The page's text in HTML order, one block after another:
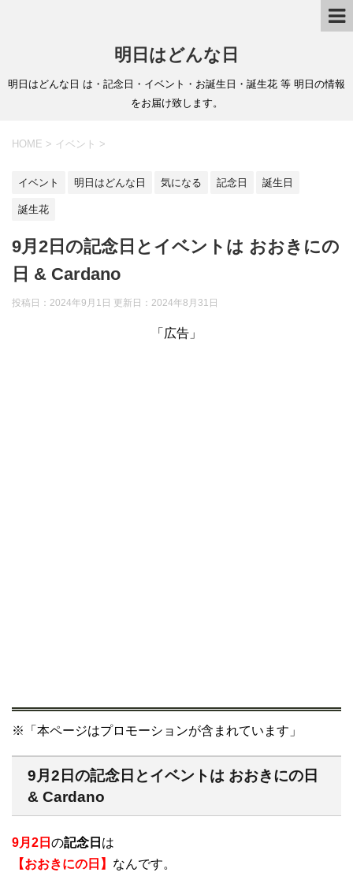
明日はどんな日
明日はどんな日 は・記念日・イベント・お誕生日・誕生花 等 明日の情報
をお届け致します。
HOME > イベント >
イベント 明日はどんな日 気になる 記念日 誕生日
誕生花
9月2日の記念日とイベントは おおきにの
日 & Cardano
投稿日：2024年9月1日 更新日： 2024年8月31日
「広告」
※「本ページはプロモーションが含まれています」
9月2日の記念日とイベントは おおきにの日
& Cardano
9月2日 の記念日 は
【おおきにの日】 なんです。